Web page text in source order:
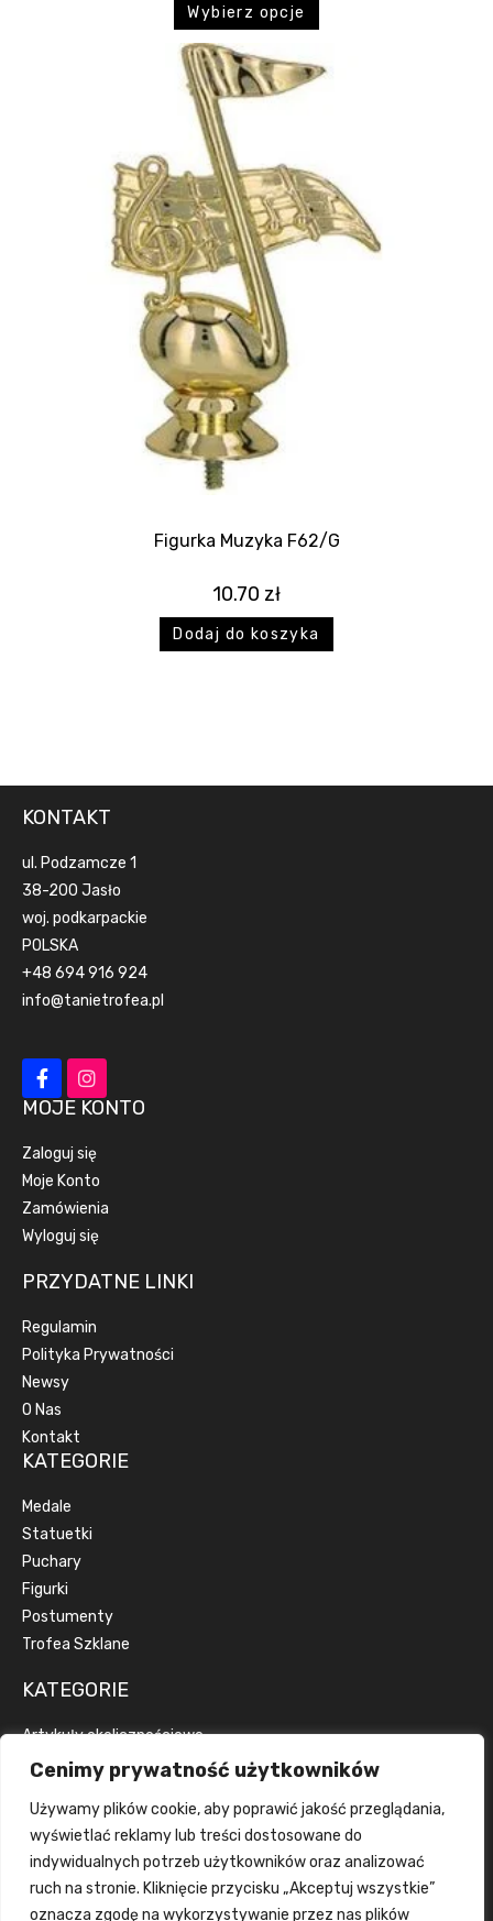
Cenimy prywatność użytkowników
Używamy plików cookie, aby poprawić jakość przeglądania,
wyświetlać reklamy lub treści dostosowane do
indywidualnych potrzeb użytkowników oraz analizować
ruch na stronie. Kliknięcie przycisku „Akceptuj wszystkie”
oznacza zgodę na wykorzystywanie przez nas plików
Wybierz opcje
Figurka Muzyka F62/G
10.70 zł
Dodaj do koszyka
KONTAKT
ul. Podzamcze 1
38-200 Jasło
woj. podkarpackie
POLSKA
+48 694 916 924
info@tanietrofea.pl
MOJE KONTO
Zaloguj się
Moje Konto
Zamówienia
Wyloguj się
PRZYDATNE LINKI
Regulamin
Polityka Prywatności
Newsy
O Nas
Kontakt
KATEGORIE
Medale
Statuetki
Puchary
Figurki
Postumenty
Trofea Szklane
KATEGORIE
Artykuły okolicznościowe
Artykuły reklamowe
Emblematy
Wstążki
Grawerka